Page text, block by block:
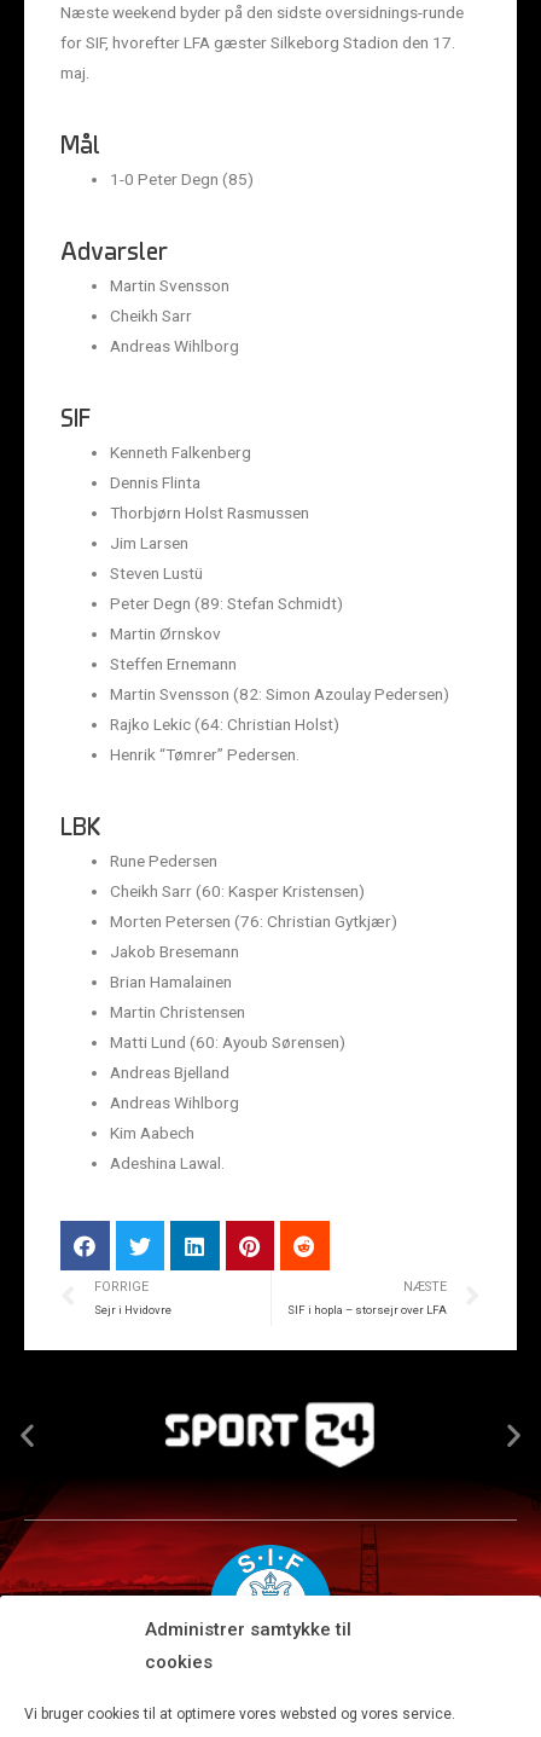
Administrer samtykke til
cookies
Vi bruger cookies til at optimere vores websted og vores service.
Næste weekend byder på den sidste oversidnings-runde
for SIF, hvorefter LFA gæster Silkeborg Stadion den 17.
maj.
Mål
1-0 Peter Degn (85)
Advarsler
Martin Svensson
Cheikh Sarr
Andreas Wihlborg
SIF
Kenneth Falkenberg
Dennis Flinta
Thorbjørn Holst Rasmussen
Jim Larsen
Steven Lustü
Peter Degn (89: Stefan Schmidt)
Martin Ørnskov
Steffen Ernemann
Martin Svensson (82: Simon Azoulay Pedersen)
Rajko Lekic (64: Christian Holst)
Henrik “Tømrer” Pedersen.
LBK
Rune Pedersen
Cheikh Sarr (60: Kasper Kristensen)
Morten Petersen (76: Christian Gytkjær)
Jakob Bresemann
Brian Hamalainen
Martin Christensen
Matti Lund (60: Ayoub Sørensen)
Andreas Bjelland
Andreas Wihlborg
Kim Aabech
Adeshina Lawal.
FORRIGE
Sejr i Hvidovre
NÆSTE
SIF i hopla – storsejr over LFA
Tlf 8680 4477 · Fax 8680 4647 · Kontortid man-fre kl. 9-15